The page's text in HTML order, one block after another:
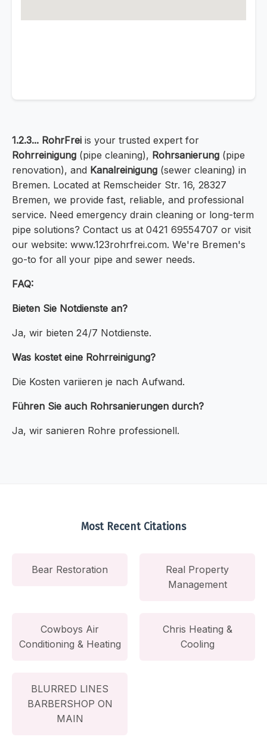
1.2.3... RohrFrei is your trusted expert for
Rohrreinigung (pipe cleaning), Rohrsanierung (pipe
renovation), and Kanalreinigung (sewer cleaning) in
Bremen. Located at Remscheider Str. 16, 28327
Bremen, we provide fast, reliable, and professional
service. Need emergency drain cleaning or long-term
pipe solutions? Contact us at 0421 69554707 or visit
our website: www.123rohrfrei.com. We're Bremen's
go-to for all your pipe and sewer needs.
FAQ:
Bieten Sie Notdienste an?
Ja, wir bieten 24/7 Notdienste.
Was kostet eine Rohrreinigung?
Die Kosten variieren je nach Aufwand.
Führen Sie auch Rohrsanierungen durch?
Ja, wir sanieren Rohre professionell.
Most Recent Citations
Bear Restoration
Real Property
Management
Cowboys Air
Conditioning & Heating
Chris Heating &
Cooling
BLURRED LINES
BARBERSHOP ON
MAIN